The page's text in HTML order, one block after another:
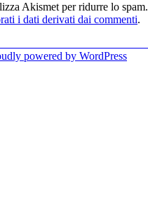
Akismet per ridurre lo spam.
i dati derivati dai commenti.
powered by WordPress